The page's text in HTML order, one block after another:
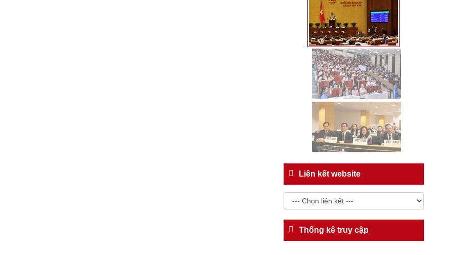
Liên kết website
Thống kê truy cập